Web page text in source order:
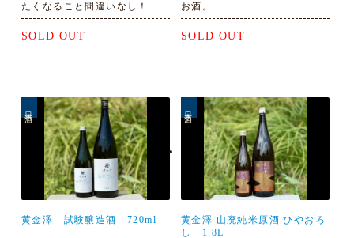
たくなること間違いなし！
SOLD OUT
お酒。
SOLD OUT
黄金澤 試験醸造酒 720ml
黄金澤 山廃純米原酒 ひやおろ
し 1.8L